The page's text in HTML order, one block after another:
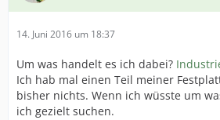
14. Juni 2016 um 18:37
Um was handelt es ich dabei?
Ich hab mal einen Teil meiner
bisher nichts. Wenn ich wüsste um
ich gezielt suchen.